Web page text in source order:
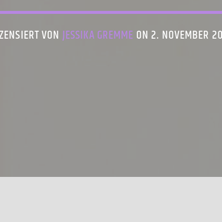
VON JESSIKA GREMME ON 2. NOVEMBER